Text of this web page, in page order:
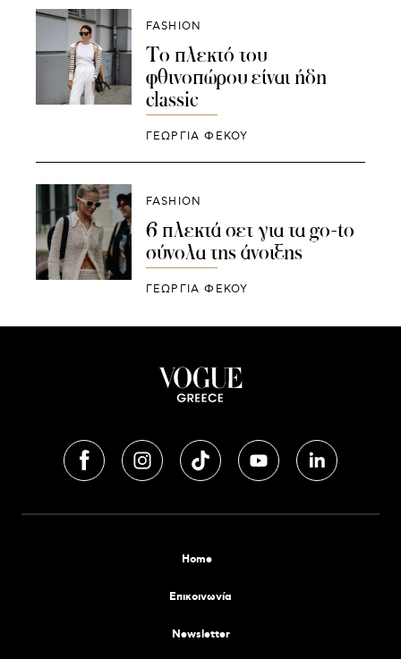
FASHION
Tο πλεκτό του
φθινοπώρου είναι ήδη
classic
ΓΕΩΡΓΙΑ ΦΕΚΟΥ
FASHION
6 πλεκτά σετ για τα go-to
σύνολα της άνοιξης
ΓΕΩΡΓΙΑ ΦΕΚΟΥ
Home
Επικοινωνία
Newsletter